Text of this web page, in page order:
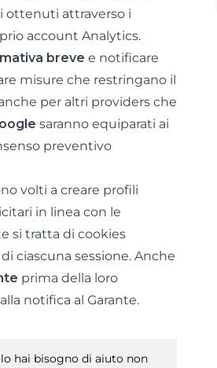
ottenuti attraverso i
account Analytics.
breve e notificare
misure che restringano il
per altri providers che
saranno equiparati ai
preventivo
volti a creare profili
in linea con le
si tratta di cookies
ciascuna sessione. Anche
prima della loro
notifica al Garante.
hai bisogno di aiuto non